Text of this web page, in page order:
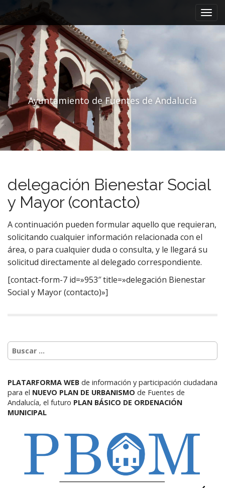
Menú principal
Saltar al contenido
Ayuntamiento de Fuentes de Andalucía
delegación Bienestar Social
y Mayor (contacto)
A continuación pueden formular aquello que requieran,
solicitando cualquier información relacionada con el
área, o para cualquier duda o consulta, y le llegará su
solicitud directamente al delegado correspondiente.
[contact-form-7 id=»953″ title=»delegación Bienestar
Social y Mayor (contacto)»]
PLATARFORMA WEB de información y participación ciudadana
para el NUEVO PLAN DE URBANISMO de Fuentes de
Andalucía, el futuro PLAN BÁSICO DE ORDENACIÓN
MUNICIPAL